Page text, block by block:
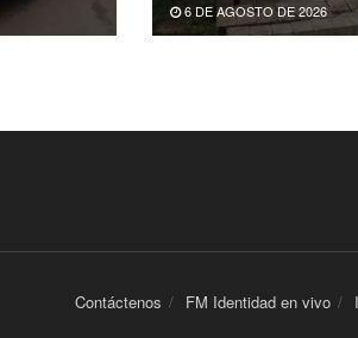
6 DE AGOSTO DE 2026
Contáctenos FM Identidad en vivo